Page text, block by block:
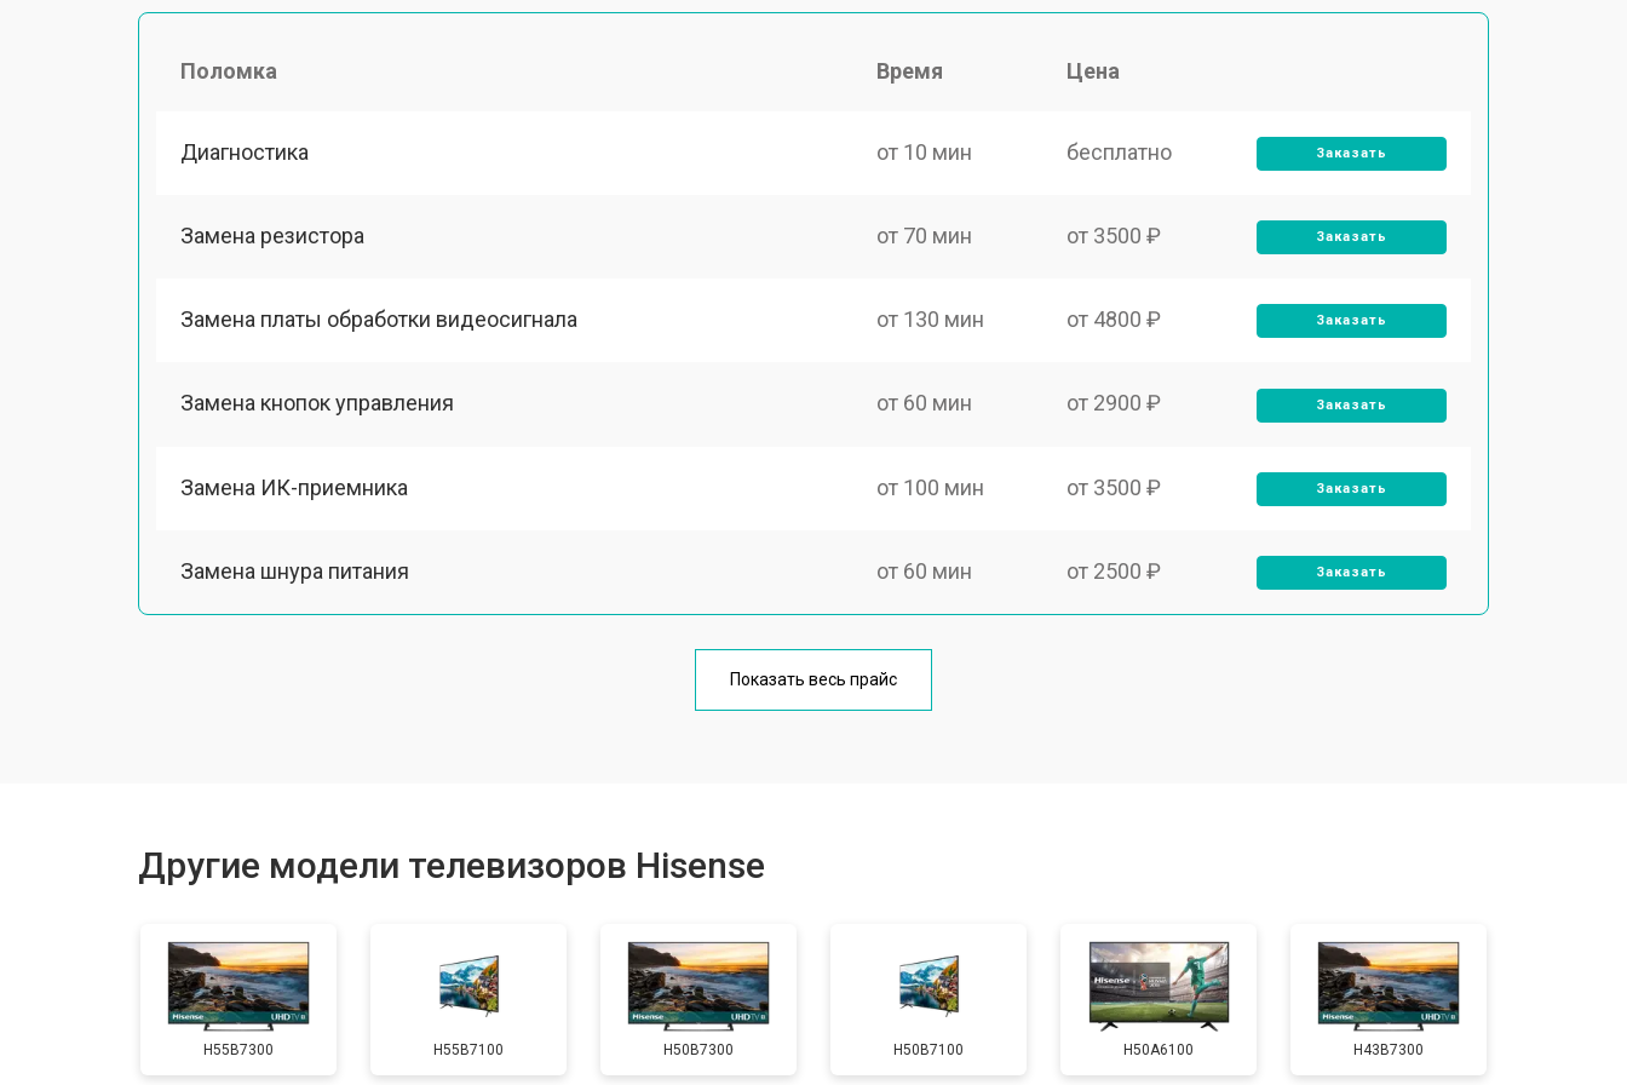
Поломка Время Цена
Диагностика от 10 мин бесплатно Заказать
Замена резистора от 70 мин от 3500 ₽ Заказать
Замена платы обработки видеосигнала от 130 мин от 4800 ₽ Заказать
Замена кнопок управления от 60 мин от 2900 ₽ Заказать
Замена ИК-приемника от 100 мин от 3500 ₽ Заказать
Замена шнура питания от 60 мин от 2500 ₽ Заказать
от 90 мин
Замена HDMI порта от 80 мин от 2600 ₽ Заказать
Замена модуля Wi-Fi от 70 мин от 3500 ₽ Заказать
Показать весь прайс
Другие модели телевизоров Hisense
H55B7300 H55B7100 H50B7300 H50B7100 H50A6100 H43B7300